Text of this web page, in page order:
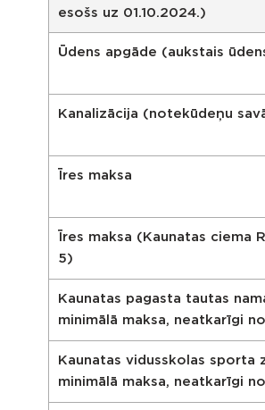
esošs uz 01.10.2024.)
Ūdens apgāde (aukstais
Kanalizācija (notekūdeņu
Īres maksa
Īres maksa (Kaunatas ciema
5)
Kaunatas pagasta tautas
minimālā maksa, neatkarīgi
Kaunatas vidusskolas sporta
minimālā maksa, neatkarīgi